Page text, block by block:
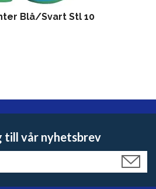
Blå/Svart Stl 10
till vår nyhetsbrev